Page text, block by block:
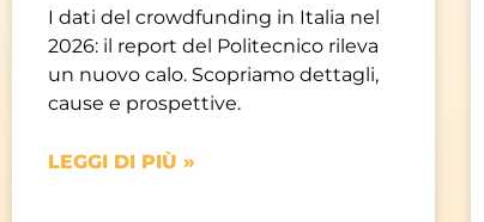
I dati del crowdfunding in Italia nel
2026: il report del Politecnico rileva
un nuovo calo. Scopriamo dettagli,
cause e prospettive.
LEGGI DI PIÙ »